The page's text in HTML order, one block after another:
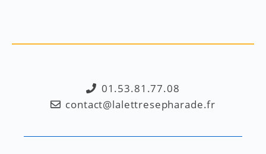
01.53.81.77.08
contact@lalettresepharade.fr